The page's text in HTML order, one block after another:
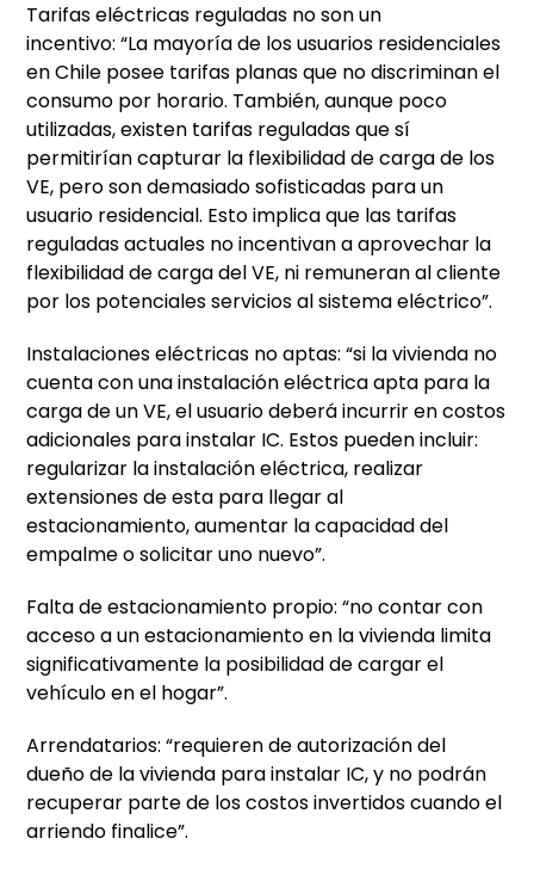
Tarifas eléctricas reguladas no son un
incentivo: “La mayoría de los usuarios residenciales
en Chile posee tarifas planas que no discriminan el
consumo por horario. También, aunque poco
utilizadas, existen tarifas reguladas que sí
permitirían capturar la flexibilidad de carga de los
VE, pero son demasiado sofisticadas para un
usuario residencial. Esto implica que las tarifas
reguladas actuales no incentivan a aprovechar la
flexibilidad de carga del VE, ni remuneran al cliente
por los potenciales servicios al sistema eléctrico”.
Instalaciones eléctricas no aptas: “si la vivienda no
cuenta con una instalación eléctrica apta para la
carga de un VE, el usuario deberá incurrir en costos
adicionales para instalar IC. Estos pueden incluir:
regularizar la instalación eléctrica, realizar
extensiones de esta para llegar al
estacionamiento, aumentar la capacidad del
empalme o solicitar uno nuevo”.
Falta de estacionamiento propio: “no contar con
acceso a un estacionamiento en la vivienda limita
significativamente la posibilidad de cargar el
vehículo en el hogar”.
Arrendatarios: “requieren de autorización del
dueño de la vivienda para instalar IC, y no podrán
recuperar parte de los costos invertidos cuando el
arriendo finalice”.